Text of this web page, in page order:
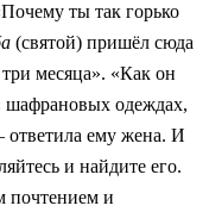
ты так горько
(святой) пришёл сюда
три месяца». «Как он
шафрановых одеждах,
ответила ему жена. И
и найдите его.
почтением и